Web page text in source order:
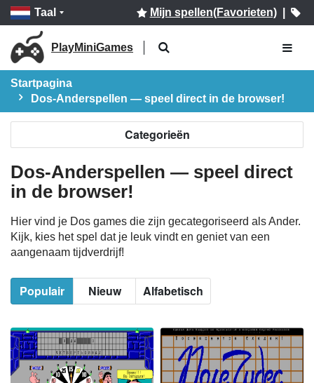
Taal Mijn spellen(Favorieten)|
PlayMiniGames
Startpagina
Dos-Anderspellen — speel direct in de browser!
Categorieën
Dos-Anderspellen — speel direct
in de browser!
Hier vind je Dos games die zijn gecategoriseerd als Ander.
Kijk, kies het spel dat je leuk vindt en geniet van een
aangenaam tijdverdrijf!
Populair Nieuw Alfabetisch